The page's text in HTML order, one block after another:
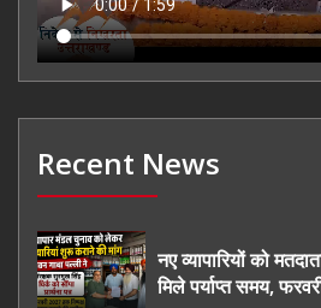
Recent News
नए व्यापारियों को
मिले पर्याप्त समय,